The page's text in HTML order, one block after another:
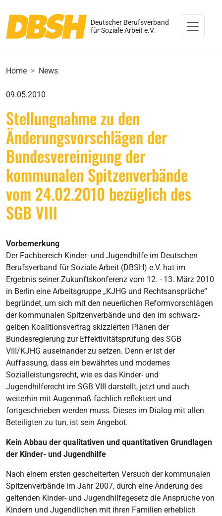
Deutscher Berufsverband
für Soziale Arbeit e.V.
Home News
09.05.2010
Stellungnahme zu den
Änderungsvorschlägen der
Bundesvereinigung der
kommunalen Spitzenverbände
vom 24.02.2010 bezüglich des
SGB VIII
Vorbemerkung
Der Fachbereich Kinder- und Jugendhilfe im Deutschen
Berufsverband für Soziale Arbeit (DBSH) e.V. hat im
Ergebnis seiner Zukunftskonferenz vom 12. - 13. März 2010
in Berlin eine Arbeitsgruppe „KJHG und Rechtsansprüche“
begründet, um sich mit den neuerlichen Reformvorschlägen
der kommunalen Spitzenverbände und den im schwarz-
gelben Koalitionsvertrag skizzierten Plänen der
Bundesregierung zur Effektivitätsprüfung des SGB
VIII/KJHG auseinander zu setzen. Denn er ist der
Auffassung, dass ein bewährtes und modernes
Sozialleistungsrecht, wie es das Kinder- und
Jugendhilferecht im SGB VIII darstellt, jetzt und auch
weiterhin mit Augenmaß fachlich reflektiert und
fortgeschrieben werden muss. Dieses im Dialog mit allen
Beteiligten zu tun, ist sein Angebot.
Kein Abbau der qualitativen und quantitativen Grundlagen
der Kinder- und Jugendhilfe
Nach einem ersten gescheiterten Versuch der kommunalen
Spitzenverbände im Jahr 2007, durch eine Änderung des
geltenden Kinder- und Jugendhilfegesetz die Ansprüche von
Kindern und Jugendlichen mit ihren Familien erheblich